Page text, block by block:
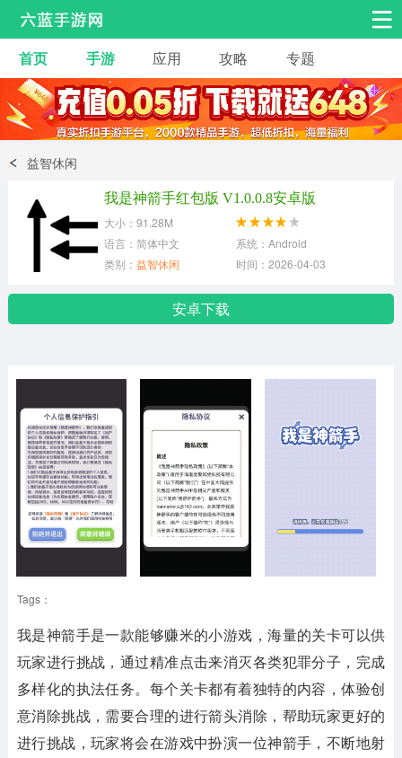
安卓手游 手游工具
热门手游 角色扮演 益智休闲
动作射击
冒险解谜
首页 手游 应用 攻略 专题
益智休闲
我是神箭手红包版 V1.0.0.8安卓版
大小：91.28M
语言：简体中文
系统：Android
类别： 益智休闲 时间：2026-04-03
安卓下载
Tags：
我是神箭手是一款能够赚米的小游戏，海量的关卡可以供
玩家进行挑战，通过精准点击来消灭各类犯罪分子，完成
多样化的执法任务。每个关卡都有着独特的内容，体验创
意消除挑战，需要合理的进行箭头消除，帮助玩家更好的
进行挑战，玩家将会在游戏中扮演一位神箭手，不断地射